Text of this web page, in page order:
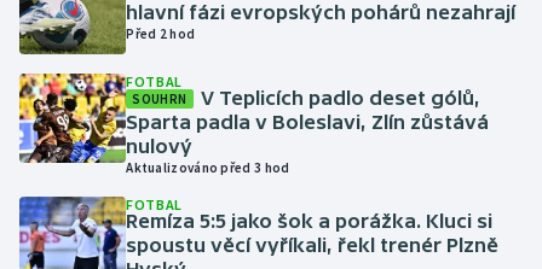
Házená
Jezdectví
Judo
Krasobruslení
Lezení
hlavní fázi evropských pohárů nezahrají
Před 2 hod
FOTBAL
SOUHRN
V Teplicích padlo deset gólů,
Sparta padla v Boleslavi, Zlín zůstává
nulový
Aktualizováno před 3 hod
FOTBAL
Remíza 5:5 jako šok a porážka. Kluci si
spoustu věcí vyříkali, řekl trenér Plzně